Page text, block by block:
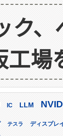
ク
工場
IC LLM
テスラ ディスプレ